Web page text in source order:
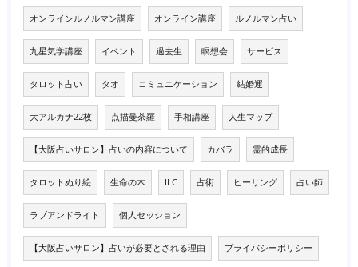
オンラインルノルマン講座 オンライン講座 ルノルマン占い
九星気学講座 イベント 過去生 瞑想会 サービス
タロット占い タオ コミュニケーション 結婚運
大アルカナ22枚 点描曼荼羅 手相講座 人生マップ
【大阪占いサロン】占いの内容について カバラ 霊的成長
タロットぬり絵 生命の木 ILC 占術 ヒーリング 占い師
ラブアンドライト 個人セッション
【大阪占いサロン】占いが必要とされる理由 プライバシーポリシー